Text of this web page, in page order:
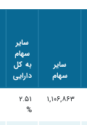
سایر
سهام
سایر
سهام
به کل
دارایی
۱,۱۰۶,۸۶۳
۲.۵۱
%